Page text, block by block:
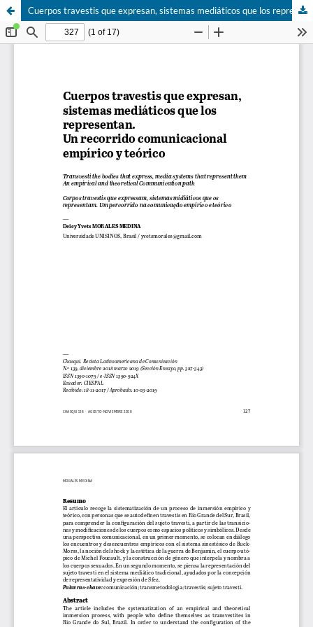
Cuerpos travestis que expresan, sistemas mediáticos que los representan. Un recorrido comunicacional empírico y teórico